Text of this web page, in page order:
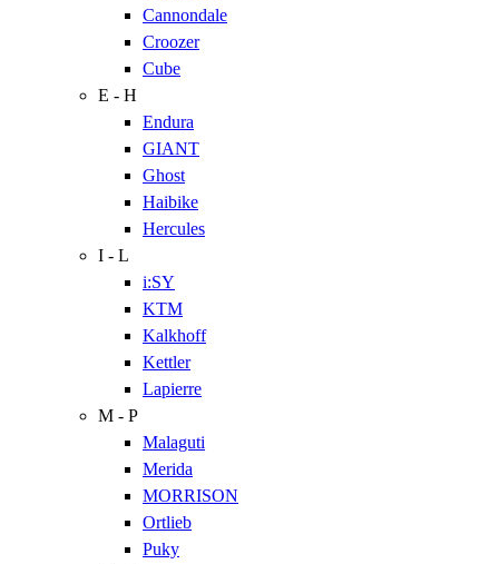
Cannondale
Croozer
Cube
E - H
Endura
GIANT
Ghost
Haibike
Hercules
I - L
i:SY
KTM
Kalkhoff
Kettler
Lapierre
M - P
Malaguti
Merida
MORRISON
Ortlieb
Puky